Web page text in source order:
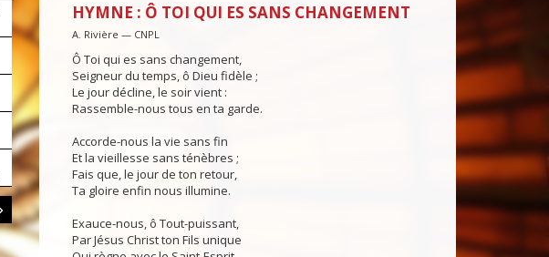
HYMNE : Ô TOI QUI ES SANS CHANGEMENT
A. Rivière — CNPL
Ô Toi qui es sans changement,
Seigneur du temps, ô Dieu fidèle ;
Le jour décline, le soir vient :
Rassemble-nous tous en ta garde.
Accorde-nous la vie sans fin
Et la vieillesse sans ténèbres ;
Fais que, le jour de ton retour,
Ta gloire enfin nous illumine.
Exauce-nous, ô Tout-puissant,
Par Jésus Christ ton Fils unique